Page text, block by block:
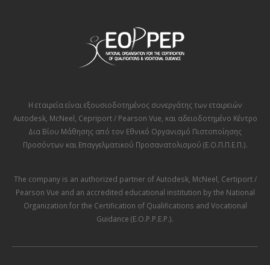
Η εταιρεία είναι εξουσιοδοτημένος συνεργάτης των εταιρειών
Autodesk, McNeel, Cepriport / Pearson Vue, και αδειοδοτημένο Κέντρο
Δια Βίου Μάθησης από τον Εθνικό Οργανισμό Πιστοποίησης
Προσόντων και Επαγγελματικού Προσανατολισμού (Ε.Ο.Π.Π.Ε.Π.).
The company is an authorized partner ofAutodesk, McNeel, Certiport /
Pearson Vue and an accredited educational institution by the National
Organization for the Certification of Qualifications and Vocational
Guidance (E.O.P.P.E.P.).